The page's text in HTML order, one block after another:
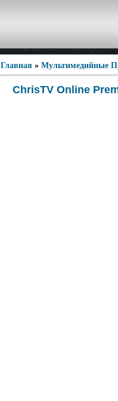
Главная » Мультимедийные
ChrisTV Online